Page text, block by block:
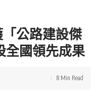
公路建設傑
全國領先成果
8 Min Read